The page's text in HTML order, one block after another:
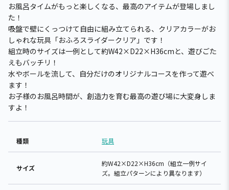
お風呂タイムがもっと楽しくなる、最高のアイテムが登場しまし
た！
吸盤で壁にくっつけて自由に組み立てられる、クリアカラーがお
しゃれな玩具「おふろスライダークリア」です！
組立時のサイズは一例として約W42×D22×H36cmと、遊びごた
えもバッチリ！
水やボールを流して、自分だけのオリジナルコースを作って遊べ
ます！
お子様のお風呂時間が、創造力を育む最高の遊び場に大変身しま
すよ！
種類 玩具
サイズ
約W42×D22×H36cm（組立一例サイ
ズ。組立パターンにより異なります）